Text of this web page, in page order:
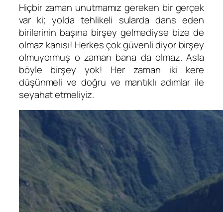
Hiçbir zaman unutmamız gereken bir gerçek
var ki; yolda tehlikeli sularda dans eden
birilerinin başına birşey gelmediyse bize de
olmaz kanısı! Herkes çok güvenli diyor birşey
olmuyormuş o zaman bana da olmaz. Asla
böyle birşey yok! Her zaman iki kere
düşünmeli ve doğru ve mantıklı adımlar ile
seyahat etmeliyiz.